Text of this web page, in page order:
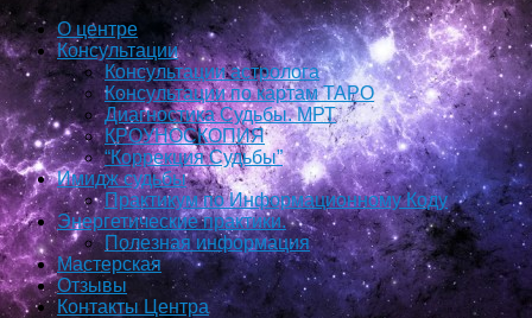
О центре
Консультации
Консультации астролога
Консультации по картам ТАРО
Диагностика Судьбы. МРТ
КРОУНОСКОПИЯ
“Коррекция Судьбы”
Имидж судьбы
Практикум по Информационному Коду
Энергетические практики.
Полезная информация
Мастерская
Отзывы
Контакты Центра